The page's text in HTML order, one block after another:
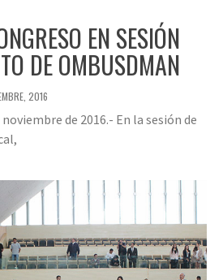
EN SESIÓN
DE OMBUSDMAN
2016
de 2016.- En la sesión de